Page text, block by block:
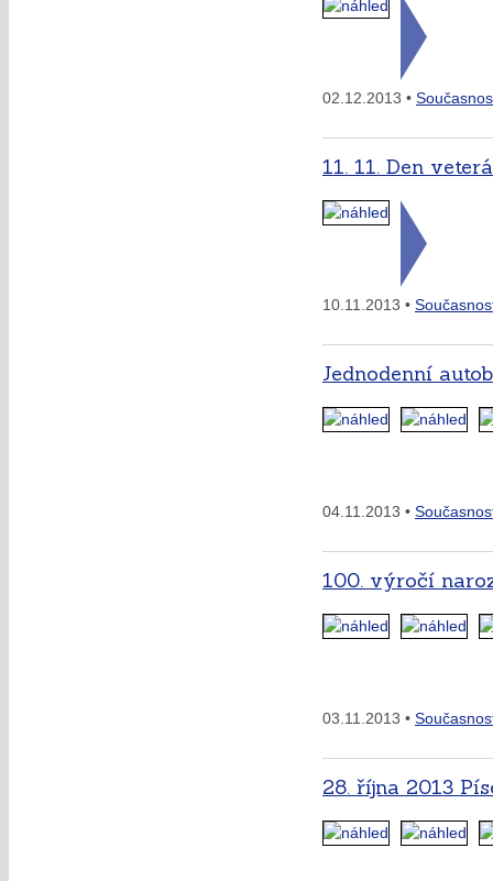
02.12.2013 •
11. 11. Den
10.11.2013 •
Jednodenní
04.11.2013 •
100. výročí
03.11.2013 •
28. října 2013